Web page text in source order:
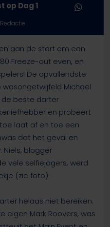
op Dag 1
aan de start om een
Freeze-out even, en
De opvallendste
Michael
de beste darter
en probeert
laat af en toe een
dat het geval en
Niels, blogger
vele selfiejagers, werd
(zie foto).
helaas niet bereiken.
eigen Mark Roovers, was